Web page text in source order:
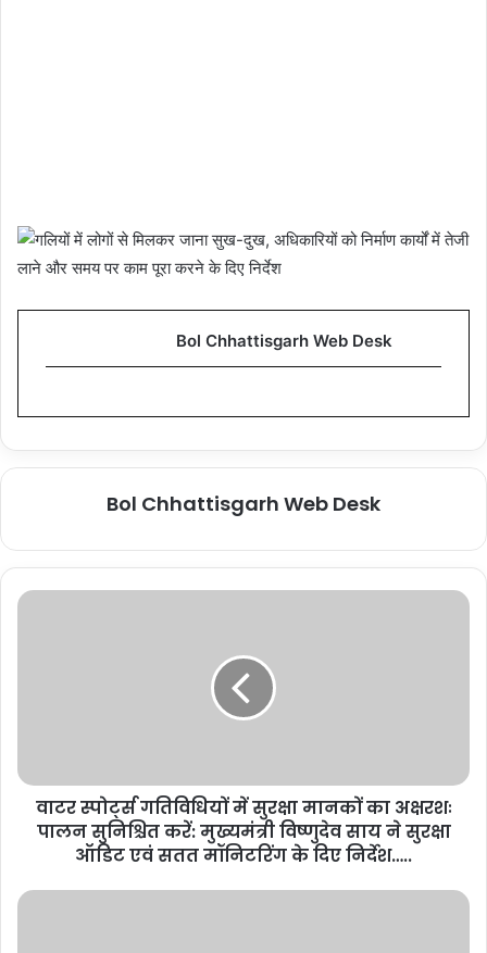
Bol Chhattisgarh Web Desk
Bol Chhattisgarh Web Desk
वाटर स्पोर्ट्स गतिविधियों में सुरक्षा मानकों का अक्षरशः
पालन सुनिश्चित करें: मुख्यमंत्री विष्णुदेव साय ने सुरक्षा
ऑडिट एवं सतत मॉनिटरिंग के दिए निर्देश…..